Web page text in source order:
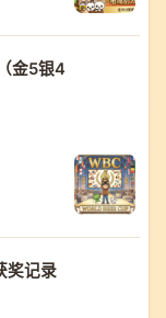
金5银4
奖记录